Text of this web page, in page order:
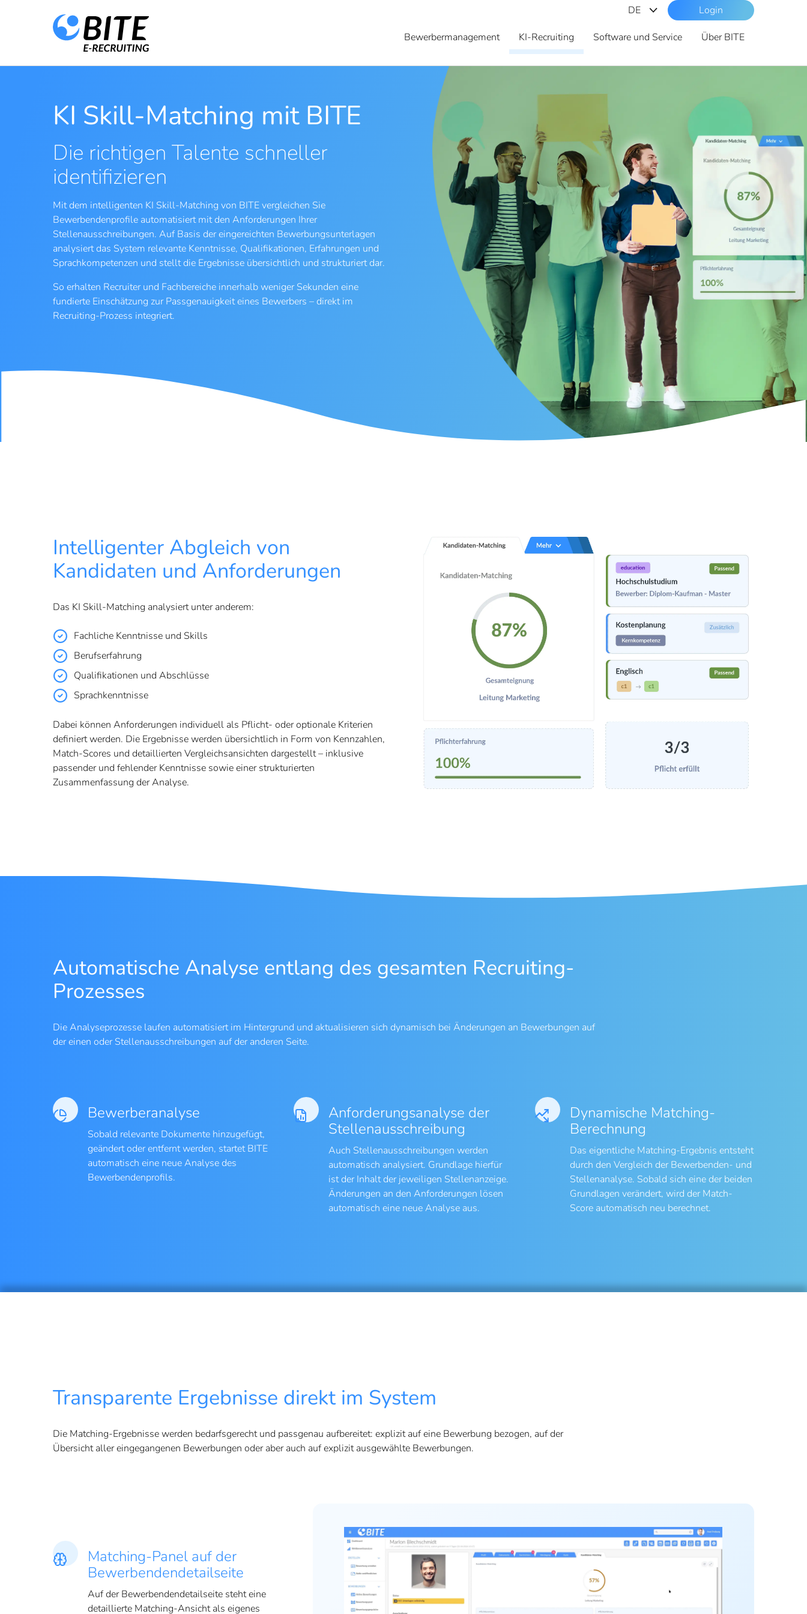
DE
ES
Login
Bewerbermanagement KI-Recruiting Software und Service Über BITE
KI Skill-Matching mit BITE
Die richtigen Talente schneller
identifizieren
Mit dem intelligenten KI Skill-Matching von BITE vergleichen Sie
Bewerbendenprofile automatisiert mit den Anforderungen Ihrer
Stellenausschreibungen. Auf Basis der eingereichten Bewerbungsunterlagen
analysiert das System relevante Kenntnisse, Qualifikationen, Erfahrungen und
Sprachkompetenzen und stellt die Ergebnisse übersichtlich und strukturiert dar.
So erhalten Recruiter und Fachbereiche innerhalb weniger Sekunden eine
fundierte Einschätzung zur Passgenauigkeit eines Bewerbers – direkt im
Recruiting-Prozess integriert.
Intelligenter Abgleich von
Kandidaten und Anforderungen
Das KI Skill-Matching analysiert unter anderem:
Fachliche Kenntnisse und Skills
Berufserfahrung
Qualifikationen und Abschlüsse
Sprachkenntnisse
Dabei können Anforderungen individuell als Pflicht- oder optionale Kriterien
definiert werden. Die Ergebnisse werden übersichtlich in Form von Kennzahlen,
Match-Scores und detaillierten Vergleichsansichten dargestellt – inklusive
passender und fehlender Kenntnisse sowie einer strukturierten
Zusammenfassung der Analyse.
Automatische Analyse entlang des gesamten Recruiting-
Prozesses
Die Analyseprozesse laufen automatisiert im Hintergrund und aktualisieren sich dynamisch bei Änderungen an Bewerbungen auf
der einen oder Stellenausschreibungen auf der anderen Seite.
Bewerberanalyse
Sobald relevante Dokumente hinzugefügt,
geändert oder entfernt werden, startet BITE
automatisch eine neue Analyse des
Bewerbendenprofils.
Anforderungsanalyse der
Stellenausschreibung
Auch Stellenausschreibungen werden
automatisch analysiert. Grundlage hierfür
ist der Inhalt der jeweiligen Stellenanzeige.
Änderungen an den Anforderungen lösen
automatisch eine neue Analyse aus.
Dynamische Matching-
Berechnung
Das eigentliche Matching-Ergebnis entsteht
durch den Vergleich der Bewerbenden- und
Stellenanalyse. Sobald sich eine der beiden
Grundlagen verändert, wird der Match-
Score automatisch neu berechnet.
Transparente Ergebnisse direkt im System
Die Matching-Ergebnisse werden bedarfsgerecht und passgenau aufbereitet: explizit auf eine Bewerbung bezogen, auf der
Übersicht aller eingegangenen Bewerbungen oder aber auch auf explizit ausgewählte Bewerbungen.
Matching-Panel auf der
Bewerbendendetailseite
Auf der Bewerbendendetailseite steht eine
detaillierte Matching-Ansicht als eigenes